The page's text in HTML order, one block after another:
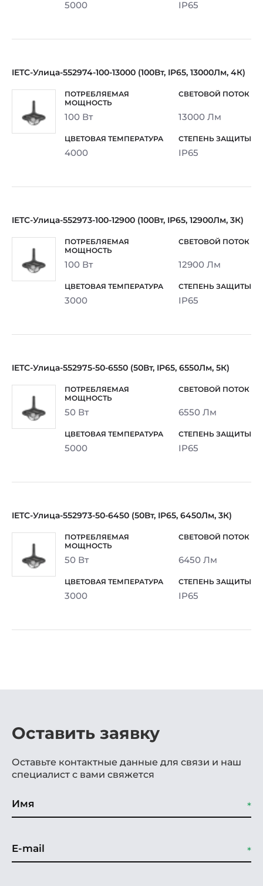
5000 IP65
IETC-Улица-552974-100-13000 (100Вт, IP65, 13000Лм, 4К)
100 Вт 13000 Лм
4000 IP65
IETC-Улица-552973-100-12900 (100Вт, IP65, 12900Лм, 3К)
100 Вт 12900 Лм
3000 IP65
IETC-Улица-552975-50-6550 (50Вт, IP65, 6550Лм, 5К)
50 Вт 6550 Лм
5000 IP65
IETC-Улица-552973-50-6450 (50Вт, IP65, 6450Лм, 3К)
50 Вт 6450 Лм
3000 IP65
Оставить заявку
Оставьте контактные данные для связи и наш
специалист с вами свяжется